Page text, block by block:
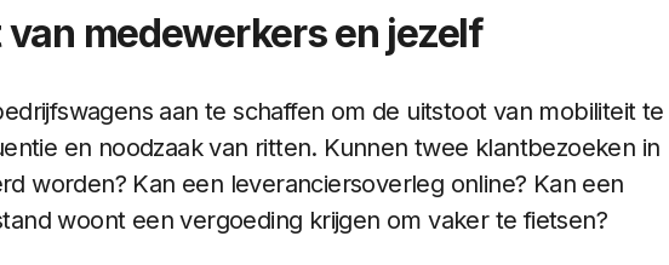
medewerkers en jezelf
aan te schaffen om de uitstoot van mobiliteit te
en noodzaak van ritten. Kunnen twee klantbezoeken in
worden? Kan een leveranciersoverleg online? Kan een
woont een vergoeding krijgen om vaker te fietsen?